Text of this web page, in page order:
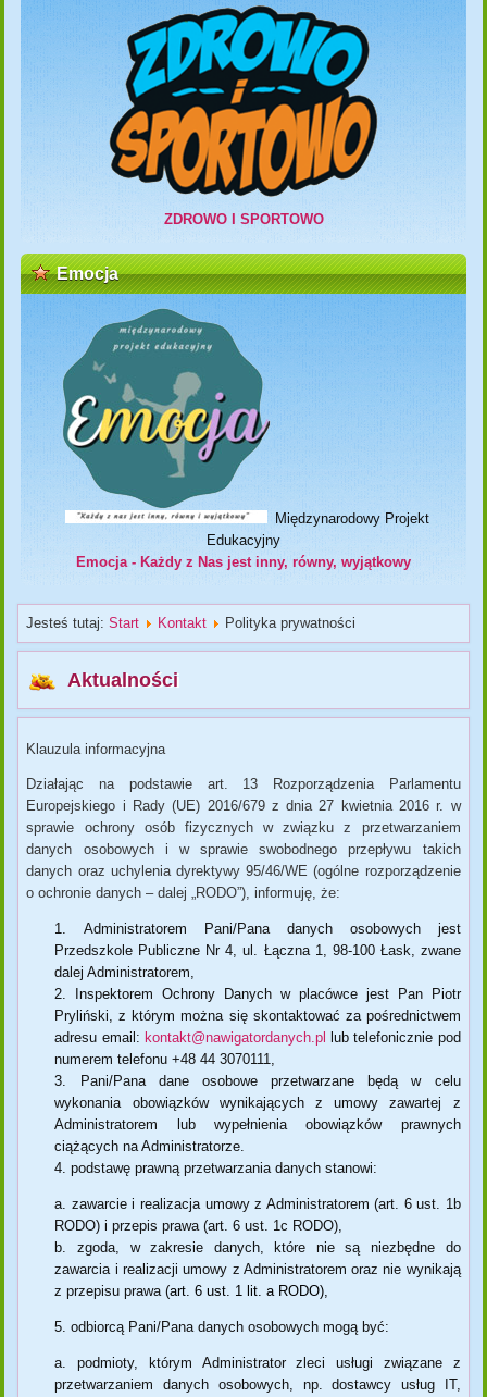
ZDROWO I SPORTOWO
Emocja
Międzynarodowy Projekt
Edukacyjny
Emocja - Każdy z Nas jest inny, równy, wyjątkowy
Jesteś tutaj:Start Kontakt Polityka prywatności
Aktualności
Klauzula informacyjna
Działając na podstawie art. 13 Rozporządzenia Parlamentu
Europejskiego i Rady (UE) 2016/679 z dnia 27 kwietnia 2016 r. w
sprawie ochrony osób fizycznych w związku z przetwarzaniem
danych osobowych i w sprawie swobodnego przepływu takich
danych oraz uchylenia dyrektywy 95/46/WE (ogólne rozporządzenie
o ochronie danych – dalej „RODO”), informuję, że:
Administratorem Pani/Pana danych osobowych jest
Przedszkole Publiczne Nr 4, ul. Łączna 1, 98-100 Łask, zwane
dalej Administratorem,
Inspektorem Ochrony Danych w placówce jest Pan Piotr
Pryliński, z którym można się skontaktować za pośrednictwem
adresu email: kontakt@nawigatordanych.pl
lub telefonicznie pod
numerem telefonu +48 44 3070111,
Pani/Pana dane osobowe przetwarzane będą w celu
wykonania obowiązków wynikających z umowy zawartej z
Administratorem lub wypełnienia obowiązków prawnych
ciążących na Administratorze.
podstawę prawną przetwarzania danych stanowi:
zawarcie i realizacja umowy z Administratorem (art. 6 ust. 1b
RODO) i przepis prawa (art. 6 ust. 1c RODO),
zgoda, w zakresie danych, które nie są niezbędne do
zawarcia i realizacji umowy z Administratorem oraz nie wynikają
z przepisu prawa (art. 6 ust. 1 lit. a RODO),
odbiorcą Pani/Pana danych osobowych mogą być:
podmioty, którym Administrator zleci usługi związane z
przetwarzaniem danych osobowych, np. dostawcy usług IT,